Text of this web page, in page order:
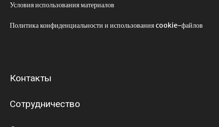
Условия использования материалов
Политика конфиденциальности и использования cookie-файлов
Контакты
Сотрудничество